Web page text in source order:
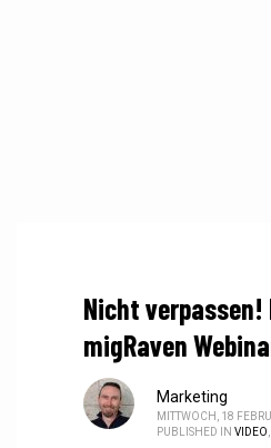
Nicht verpassen!
migRaven
Marketing
MITTWOCH, 18
PUBLISHED IN VIDEO